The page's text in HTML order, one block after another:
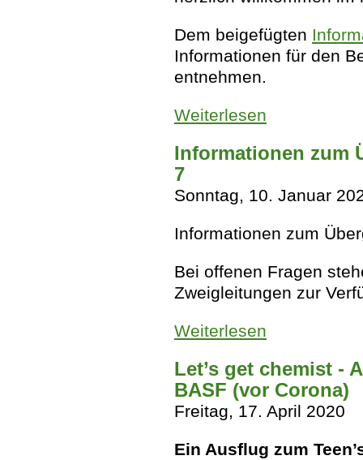
Dem beigefügten
Informationen für den
entnehmen.
Weiterlesen
Informationen zum
7
Sonntag, 10. Januar
Informationen zum
Bei offenen Fragen
Zweigleitungen zur
Weiterlesen
Let’s get chemist -
BASF (vor Corona)
Freitag, 17. April 2020
Ein Ausflug zum